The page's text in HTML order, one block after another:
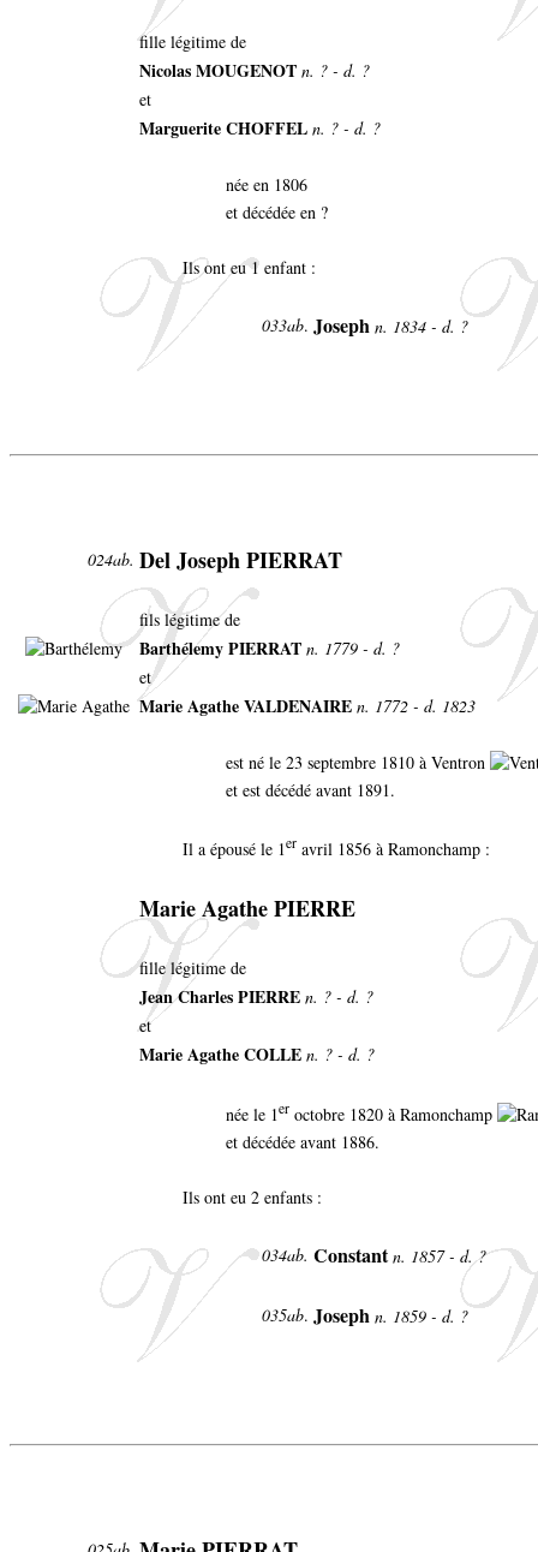
fille légitime de
Nicolas MOUGENOT n. ? - d. ?
et
Marguerite CHOFFEL n. ? - d. ?
née en 1806
et décédée en ?
Ils ont eu 1 enfant :
033ab. Joseph n. 1834 - d. ?
024ab. Del Joseph PIERRAT
fils légitime de
Barthélemy PIERRAT n. 1779 - d. ?
et
Marie Agathe VALDENAIRE n. 1772 - d. 1823
est né le 23 septembre 1810 à Ventron
et est décédé avant 1891.
Il a épousé le 1er avril 1856 à Ramonchamp :
Marie Agathe PIERRE
fille légitime de
Jean Charles PIERRE n. ? - d. ?
et
Marie Agathe COLLE n. ? - d. ?
née le 1er octobre 1820 à Ramonchamp
et décédée avant 1886.
Ils ont eu 2 enfants :
034ab. Constantn. 1857 - d. ?
035ab. Joseph n. 1859 - d. ?